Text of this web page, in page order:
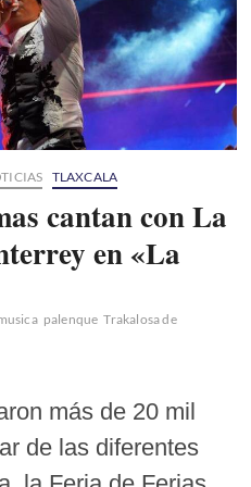
TLAXCALA
cantan con La
en «La
palenque Trakalosa de
más de 20 mil
de las diferentes